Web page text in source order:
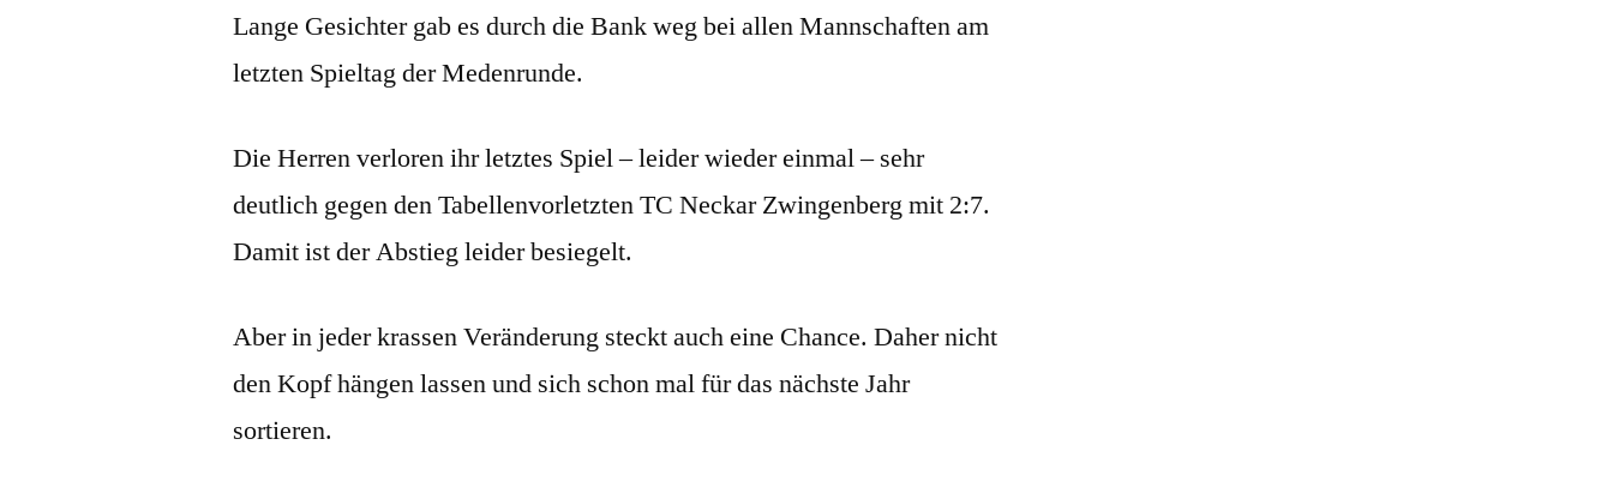
letzten
Lange Gesichter gab es durch die Bank weg bei allen Mannschaften am
letzten Spieltag der Medenrunde.
Die Herren verloren ihr letztes Spiel – leider wieder einmal – sehr
deutlich gegen den Tabellenvorletzten TC Neckar Zwingenberg mit 2:7.
Damit ist der Abstieg leider besiegelt.
Aber in jeder krassen Veränderung steckt auch eine Chance. Daher nicht
den Kopf hängen lassen und sich schon mal für das nächste Jahr
sortieren.